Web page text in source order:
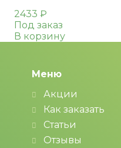
2433 ₽
Под заказ
В корзину
Меню
Акции
Как заказать
Статьи
Отзывы